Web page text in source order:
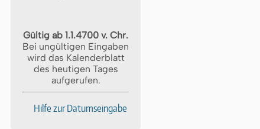
Gültig ab 1.1.4700 v. Chr.
Bei ungültigen Eingaben
wird das Kalenderblatt
des heutigen Tages
aufgerufen.
Hilfe zur Datumseingabe